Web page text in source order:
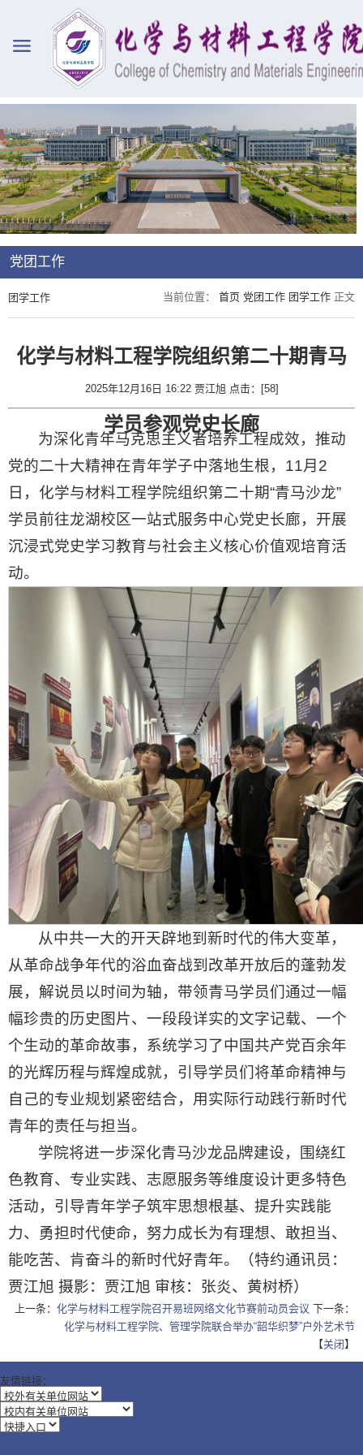
党团工作
当前位置： 首页 党团工作 团学工作 正文
团学工作
化学与材料工程学院组织第二十期青马
学员参观党史长廊
2025年12月16日 16:22 贾江旭 点击：[58]
为深化青年马克思主义者培养工程成效，推动
党的二十大精神在青年学子中落地生根，11月2
日，化学与材料工程学院组织第二十期“青马沙龙”
学员前往龙湖校区一站式服务中心党史长廊，开展
沉浸式党史学习教育与社会主义核心价值观培育活
动。
从中共一大的开天辟地到新时代的伟大变革，
从革命战争年代的浴血奋战到改革开放后的蓬勃发
展，解说员以时间为轴，带领青马学员们通过一幅
幅珍贵的历史图片、一段段详实的文字记载、一个
个生动的革命故事，系统学习了中国共产党百余年
的光辉历程与辉煌成就，引导学员们将革命精神与
自己的专业规划紧密结合，用实际行动践行新时代
青年的责任与担当。
学院将进一步深化青马沙龙品牌建设，围绕红
色教育、专业实践、志愿服务等维度设计更多特色
活动，引导青年学子筑牢思想根基、提升实践能
力、勇担时代使命，努力成长为有理想、敢担当、
能吃苦、肯奋斗的新时代好青年。（特约通讯员：
贾江旭 摄影：贾江旭 审核：张炎、黄树桥）
上一条： 化学与材料工程学院召开易班网络文化节赛前动员会议 下一条：
化学与材料工程学院、管理学院联合举办“韶华织梦”户外艺术节
【关闭 】
友情链接：